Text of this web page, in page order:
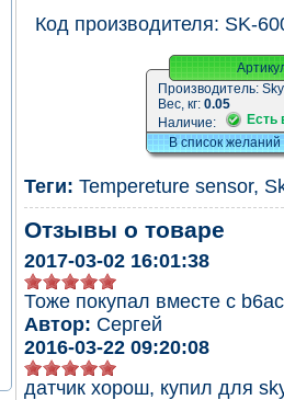
Код производителя: SK-
Производитель:
Вес, кг: 0.05
Наличие:
Есть
В список желаний
Теги: Tempereture sensor,
Отзывы о товаре
2017-03-02 16:01:38
Тоже покупал вместе с
Автор: Сергей
2016-03-22 09:20:08
датчик хорош, купил для